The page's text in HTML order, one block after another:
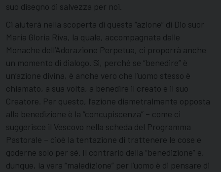
suo disegno di salvezza per noi.
Ci aiuterà nella scoperta di questa “azione” di Dio suor
Maria Gloria Riva, la quale, accompagnata dalle
Monache dell’Adorazione Perpetua, ci proporrà anche
un momento di dialogo. Sì, perché se “benedire” è
un’azione divina, è anche vero che l’uomo stesso è
chiamato, a sua volta, a benedire il creato e il suo
Creatore. Per questo, l’azione diametralmente opposta
alla benedizione è la “concupiscenza” – come ci
suggerisce il Vescovo nella scheda del Programma
Pastorale – cioè la tentazione di trattenere le cose e
goderne solo per sé. Il contrario della “benedizione” e,
dunque, la vera “maledizione” per l’uomo è di pensare di